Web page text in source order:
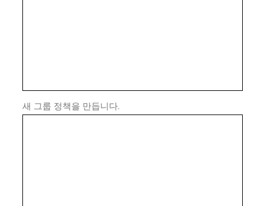
새 그룹 정책을 만듭니다.